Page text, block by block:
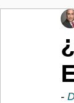
Compra de
Ayuda con
-